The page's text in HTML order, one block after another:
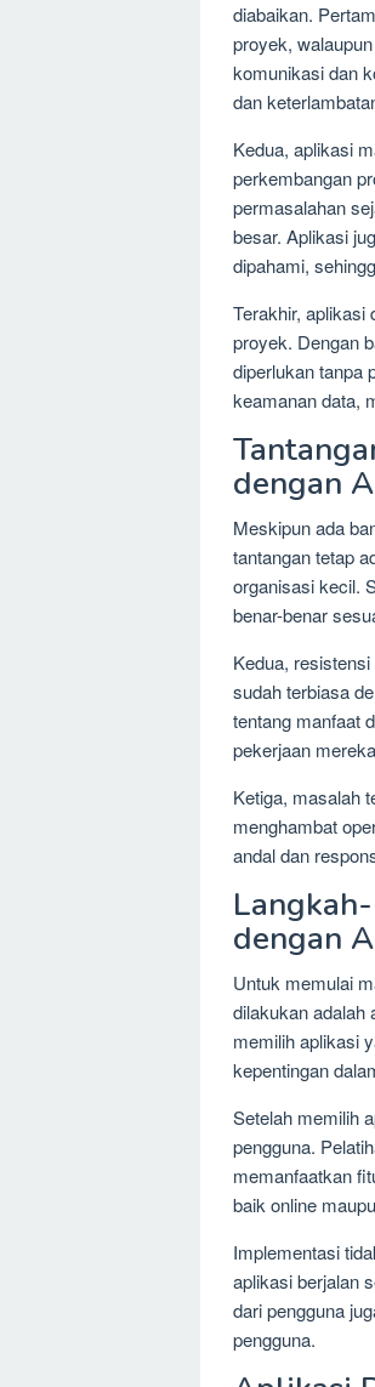
diabaikan.
proyek,
komunikasi dan
dan
Kedua, aplikasi
perkembangan
permasalahan
besar. Aplikasi
dipahami,
Terakhir, aplikasi
proyek. Dengan
diperlukan tanpa
keamanan data,
dengan
Meskipun ada
tantangan tetap
organisasi kecil.
benar-benar
Kedua,
sudah terbiasa
tentang manfaat
pekerjaan
Ketiga, masalah
menghambat
andal dan
dengan
Untuk memulai
dilakukan adalah
memilih aplikasi
kepentingan
Setelah memilih
pengguna.
memanfaatkan
baik online
Implementasi
aplikasi berjalan
dari pengguna
pengguna.